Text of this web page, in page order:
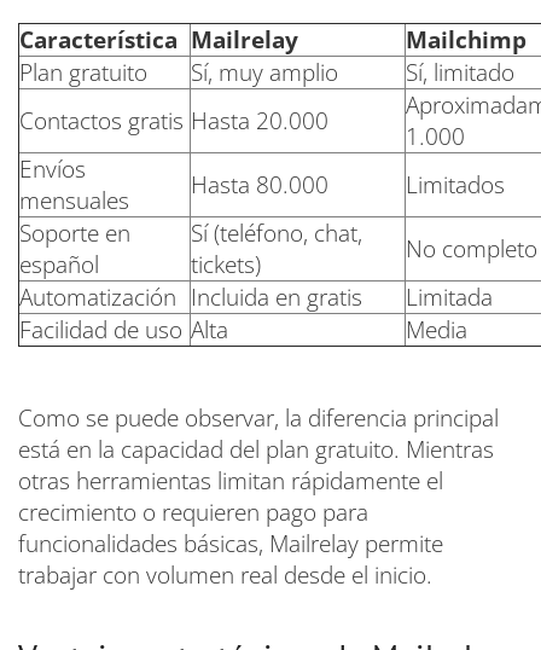
Característica Mailrelay
Mailchimp
Plan gratuito
Sí, muy amplio
Sí, limitado
Contactos gratis Hasta 20.000
1.000
Envíos
mensuales
Hasta 80.000
Limitados
Soporte en
español
Sí (teléfono, chat,
tickets)
No completo
Automatización Incluida en gratis
Limitada
Facilidad de uso Alta Media
Como se puede observar, la diferencia principal
está en la capacidad del plan gratuito. Mientras
otras herramientas limitan rápidamente el
crecimiento o requieren pago para
funcionalidades básicas, Mailrelay permite
trabajar con volumen real desde el inicio.